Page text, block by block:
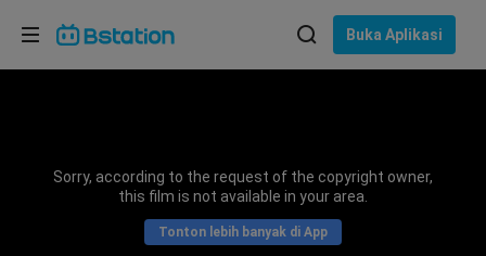
Buka Aplikasi
Sorry, according to the request of the copyright owner,
this film is not available in your area.
Tonton lebih banyak di App
Pilih bahasa
Bahasa Indonesia